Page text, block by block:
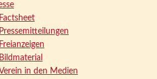
Factsheet
Pressemitteilungen
Freianzeigen
Bildmaterial
Verein in den Medien